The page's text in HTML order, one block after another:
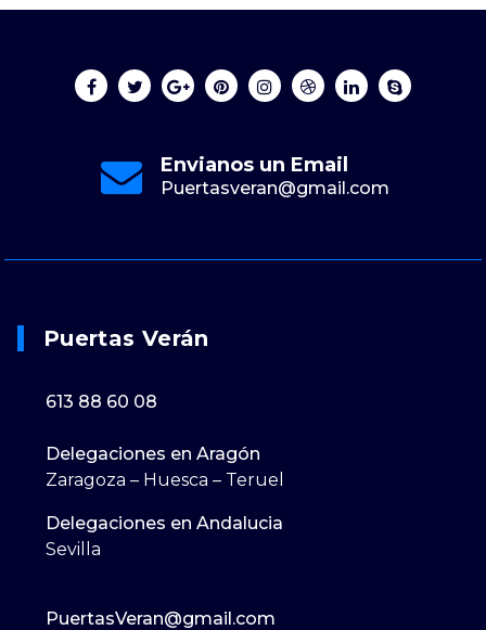
Envianos un Email
Puertasveran@gmail.com
Puertas Verán
613 88 60 08
Delegaciones en Aragón
Zaragoza – Huesca – Teruel
Delegaciones en Andalucia
Sevilla
PuertasVeran@gmail.com